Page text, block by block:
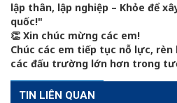
lập thân, lập nghiệp – Khỏe để
quốc!"
👏 Xin chúc mừng các em!
Chúc các em tiếp tục nỗ lực,
các đấu trường lớn hơn trong
TIN LIÊN QUAN